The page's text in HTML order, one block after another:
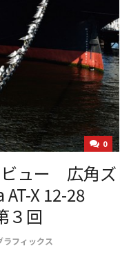
0
ビュー 広角ズ
X 12-28
３回
ラフィックス